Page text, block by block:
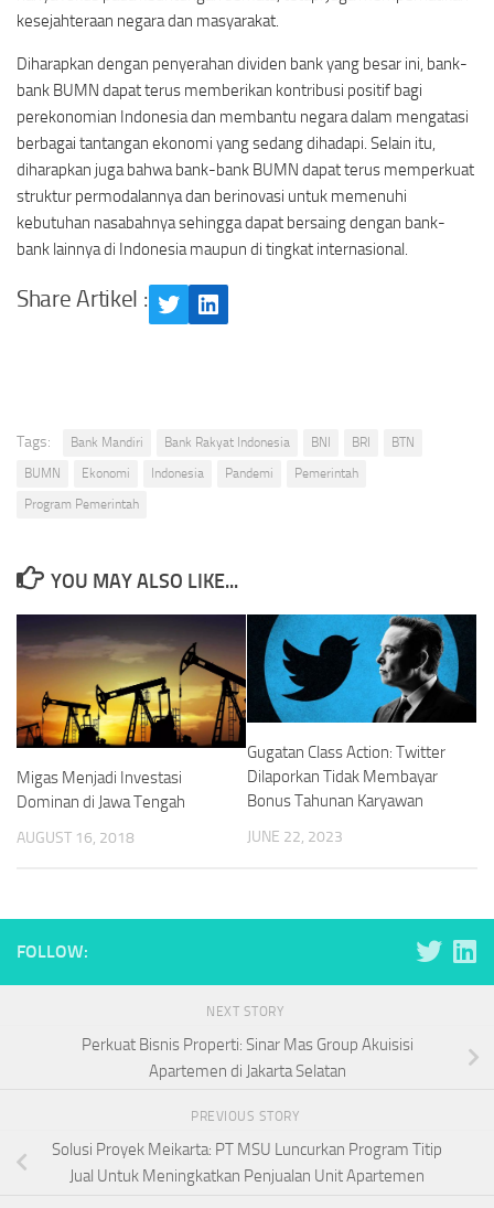
kesejahteraan negara dan masyarakat.
Diharapkan dengan penyerahan dividen bank yang besar ini, bank-
bank BUMN dapat terus memberikan kontribusi positif bagi
perekonomian Indonesia dan membantu negara dalam mengatasi
berbagai tantangan ekonomi yang sedang dihadapi. Selain itu,
diharapkan juga bahwa bank-bank BUMN dapat terus memperkuat
struktur permodalannya dan berinovasi untuk memenuhi
kebutuhan nasabahnya sehingga dapat bersaing dengan bank-
bank lainnya di Indonesia maupun di tingkat internasional.
Share Artikel :
TwitterLinkedIn
Tags: Bank Mandiri Bank Rakyat Indonesia BNI BRI
BTN
BUMN
Ekonomi Indonesia Pandemi
Pemerintah
Program Pemerintah
YOU MAY ALSO LIKE...
Migas Menjadi Investasi
Dominan di Jawa Tengah
AUGUST 16, 2018
Gugatan Class Action: Twitter
Dilaporkan Tidak Membayar
Bonus Tahunan Karyawan
JUNE 22, 2023
FOLLOW:
NEXT STORY
Perkuat Bisnis Properti: Sinar Mas Group Akuisisi
Apartemen di Jakarta Selatan
PREVIOUS STORY
Solusi Proyek Meikarta: PT MSU Luncurkan Program Titip
Jual Untuk Meningkatkan Penjualan Unit Apartemen